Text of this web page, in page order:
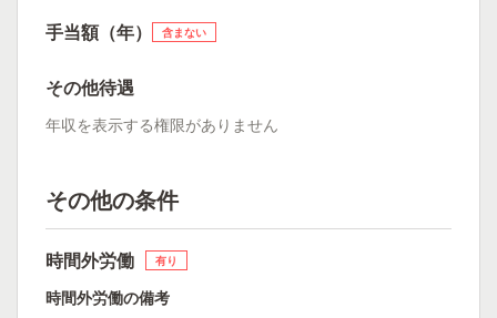
手当額（年） 含まない
その他待遇
年収を表示する権限がありません
その他の条件
時間外労働 有り
時間外労働の備考